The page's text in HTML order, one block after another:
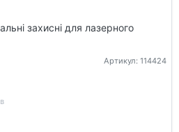
захисні для лазерного
Артикул: 114424